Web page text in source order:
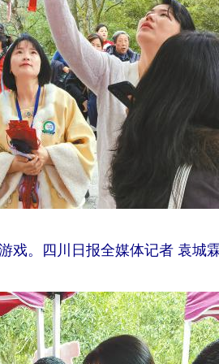
戏。四川日报全媒体记者 袁城